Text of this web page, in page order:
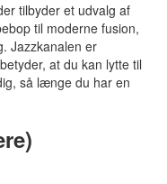
tilbyder et udvalg af
til moderne fusion,
Jazzkanalen er
at du kan lytte til
så længe du har en